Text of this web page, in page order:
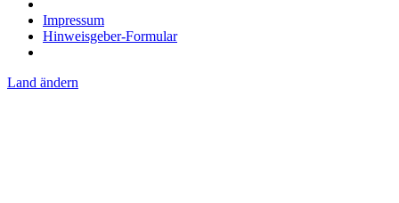
Impressum
Hinweisgeber-Formular
Land ändern